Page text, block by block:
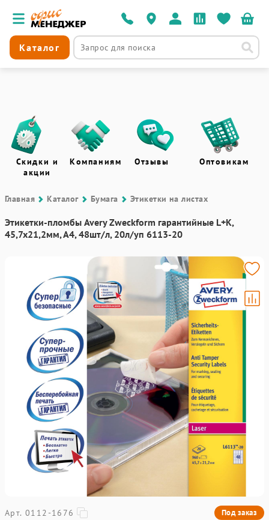
Каталог
Скидки и
акции
Компаниям Отзывы Оптовикам
Главная Каталог Бумага Этикетки на листах
Этикетки-пломбы Avery Zweckform гарантийные L+K,
45,7x21,2мм, А4, 48шт/л, 20л/уп 6113-20
Арт. 0112-1676 Под заказ